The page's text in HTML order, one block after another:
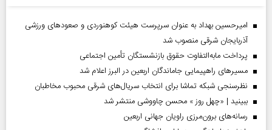
امیرحسین بهداد به عنوان سرپرست هیئت کوهنوردی و صعودهای ورزشی
آذربایجان شرقی منصوب شد
پرداخت مابه‌التفاوت حقوق بازنشستگان تأمین اجتماعی
مسیر‌های راهپیمایی جاماندگان اربعین در البرز اعلام شد
نظرسنجی شبکه تماشا برای انتخاب سریال‌های شرقی محبوب مخاطبان
ببینید | «چهل روز » محسن چاووشی منتشر شد
رسانه‌های برون‌مرزی راویان جهانی اربعین